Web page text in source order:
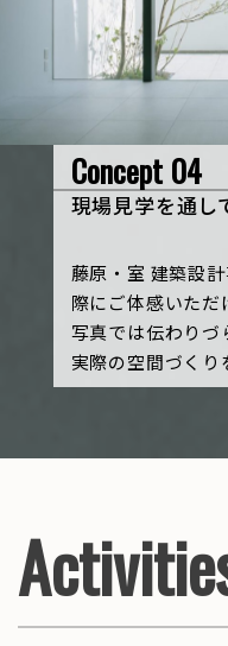
Concept 04
現場見学を通し
藤原・室 建築設
際にご体感いただ
写真では伝わりづ
実際の空間づくり